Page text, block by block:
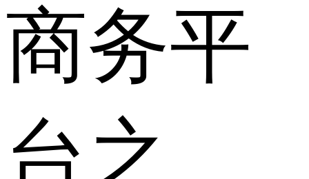
商务平
台之